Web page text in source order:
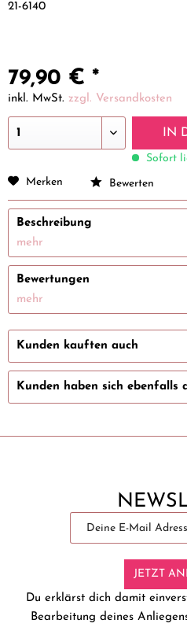
21-6140
79,90 € *
inkl. MwSt. zzgl. Versandkosten
IN
Sofort
Merken
Bewerten
Beschreibung
mehr
Bewertungen
mehr
Kunden kauften auch
Kunden haben sich ebenfalls
JETZT
Du erklärst dich damit
Bearbeitung deines